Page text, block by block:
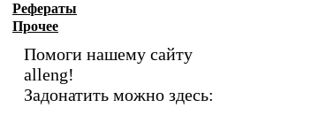
Рефераты
Прочее
Помоги нашему сайту
alleng!
Задонатить можно здесь: